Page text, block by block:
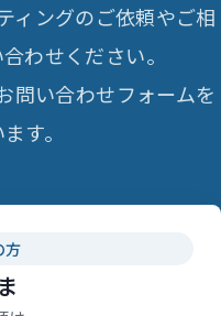
ィングのご依頼やご相
わせください。
問い合わせフォームを
す。
方